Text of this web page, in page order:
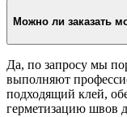
Можно ли заказать
Да, по запросу мы
выполняют
подходящий клей,
герметизацию швов